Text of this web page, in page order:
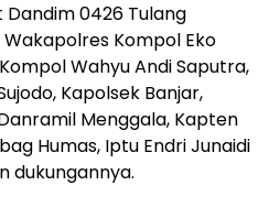
0426 Tulang
Wakapolres Kompol Eko
Wahyu Andi Saputra,
Kapolsek Banjar,
Menggala, Kapten
Humas, Iptu Endri Junaidi
dukungannya.